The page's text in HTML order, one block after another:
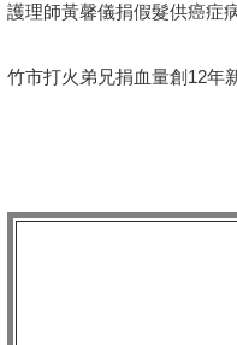
護理師黃馨儀捐假髮供癌症
竹市打火弟兄捐血量創12年